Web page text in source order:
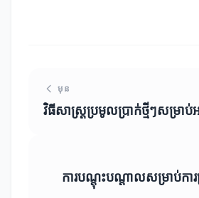
មុន
វិធីសាស្ត្រប្រមូលប្រាក់ថ្មីៗសម្រាប់
ការបណ្តុះបណ្តាលសម្រាប់កា